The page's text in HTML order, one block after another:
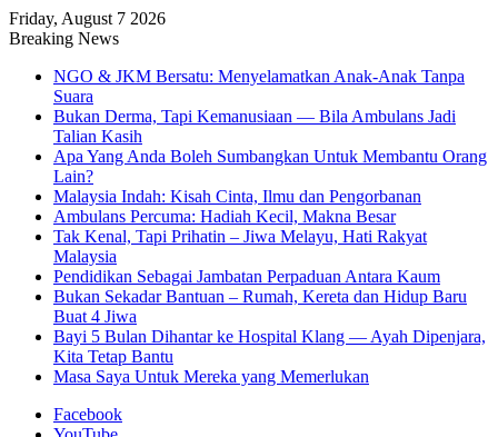
Friday, August 7 2026
Breaking News
NGO & JKM Bersatu: Menyelamatkan Anak-Anak Tanpa
Suara
Bukan Derma, Tapi Kemanusiaan — Bila Ambulans Jadi
Talian Kasih
Apa Yang Anda Boleh Sumbangkan Untuk Membantu Orang
Lain?
Malaysia Indah: Kisah Cinta, Ilmu dan Pengorbanan
Ambulans Percuma: Hadiah Kecil, Makna Besar
Tak Kenal, Tapi Prihatin – Jiwa Melayu, Hati Rakyat
Malaysia
Pendidikan Sebagai Jambatan Perpaduan Antara Kaum
Bukan Sekadar Bantuan – Rumah, Kereta dan Hidup Baru
Buat 4 Jiwa
Bayi 5 Bulan Dihantar ke Hospital Klang — Ayah Dipenjara,
Kita Tetap Bantu
Masa Saya Untuk Mereka yang Memerlukan
Facebook